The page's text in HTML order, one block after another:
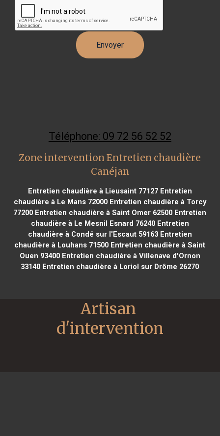
Téléphone: 09 72 56 52 52
Zone intervention Entretien chaudière
Canéjan
Entretien chaudière à Lieusaint 77127Entretien
chaudière à Le Mans 72000Entretien chaudière à Torcy
77200 Entretien chaudière à Saint Omer 62500 Entretien
chaudière à Le Mesnil Esnard 76240Entretien
chaudière à Condé sur l'Escaut 59163Entretien
chaudière à Louhans 71500 Entretien chaudière à Saint
Ouen 93400Entretien chaudière à Villenave d'Ornon
33140 Entretien chaudière à Loriol sur Drôme 26270
Artisan
d'intervention